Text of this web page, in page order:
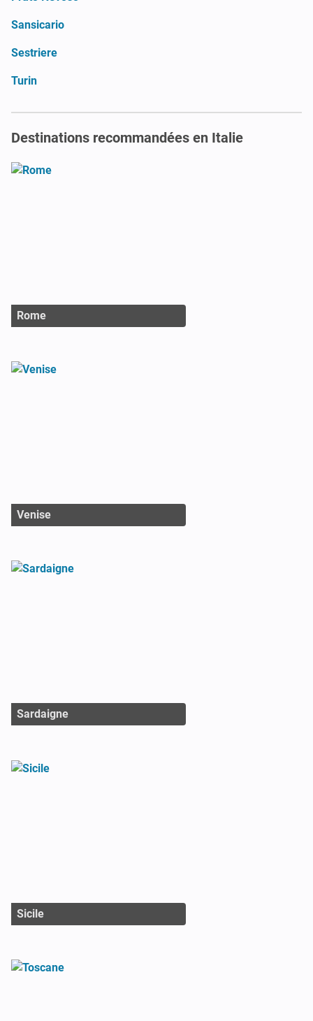
Sansicario
Sestriere
Turin
Destinations recommandées en Italie
Rome
Venise
Sardaigne
Sicile